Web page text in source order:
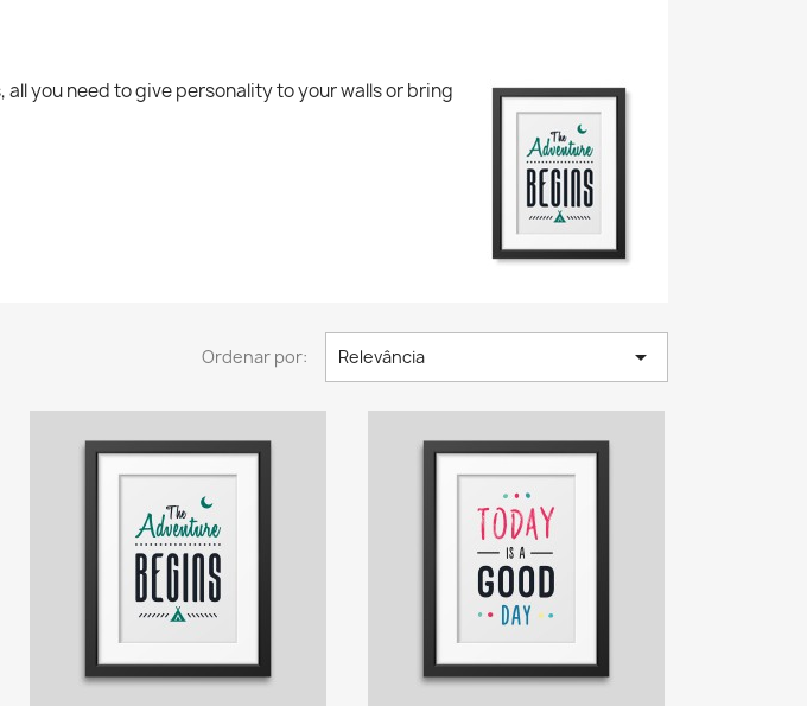
you need to give personality to your walls or bring
Ordenar por: Relevância 